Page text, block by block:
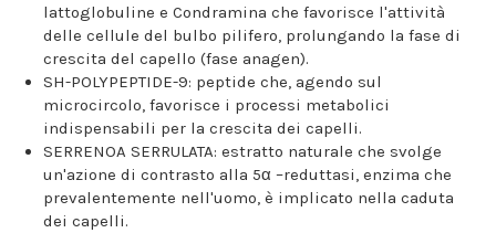
lattoglobuline e Condramina che favorisce l'attività
delle cellule del bulbo pilifero, prolungando la fase di
crescita del capello (fase anagen).
SH-POLYPEPTIDE-9: peptide che, agendo sul
microcircolo, favorisce i processi metabolici
indispensabili per la crescita dei capelli.
SERRENOA SERRULATA: estratto naturale che svolge
un'azione di contrasto alla 5α –reduttasi, enzima che
prevalentemente nell'uomo, è implicato nella caduta
dei capelli.